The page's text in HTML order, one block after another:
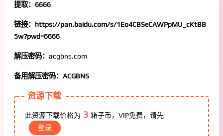
提取：6666
链接：https://pan.baidu.com/s/1Eo4CBSeCAWPpMU_cKtBB
5w?pwd=6666
解压密码： acgbns.com
备用解压密码：ACGBNS
资源下载
此资源下载价格为 3 箱子币，VIP免费，请先
登录